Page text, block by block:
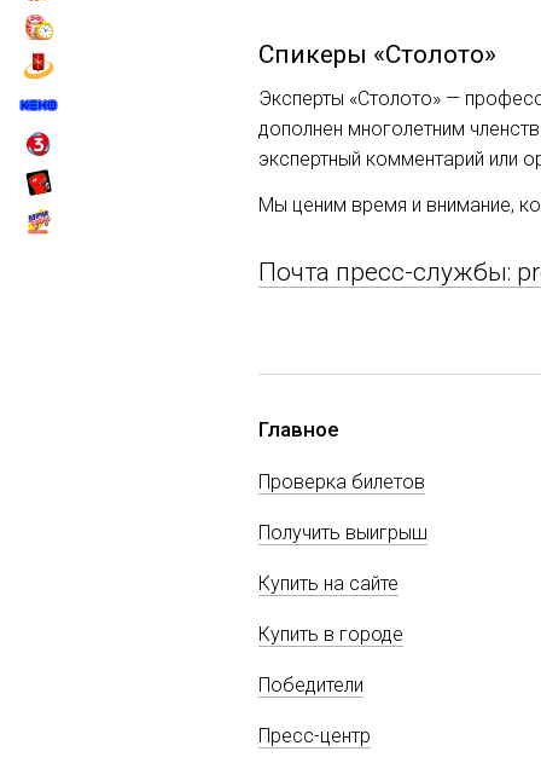
Спикеры «Столото»
Эксперты «Столото» —
дополнен многолетним
экспертный комментарий или
Мы ценим время и внимание,
Почта пресс-службы:
Главное
Проверка билетов
Получить выигрыш
Купить на сайте
Купить в городе
Победители
Пресс-центр